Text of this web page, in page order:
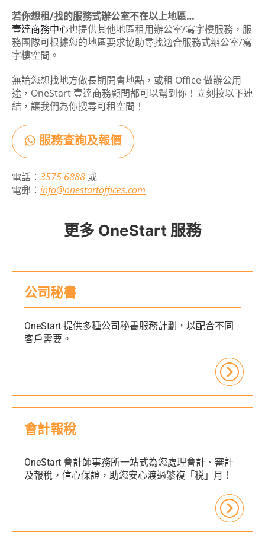
若你想租/找的服務式辦公室不在以上地區…
壹達商務中心也提供其他地區租用辦公室/寫字樓服務，服
務團隊可根據您的地區要求協助尋找適合服務式辦公室/寫
字樓空間。
無論您想找地方做長期開會地點，或租 Office 做辦公用
途，OneStart 壹達商務顧問都可以幫到你！立刻按以下連
結，讓我們為你搜尋可租空間！
服務查詢及報價
電話： 3575 6888 或
電郵： info@onestartoffices.com
更多 OneStart 服務
公司秘書
OneStart 提供多種公司秘書服務計劃，以配合不同
客戶需要。
會計報稅
OneStart 會計師事務所一站式為您處理會計、審計
及報稅，信心保證，助您安心渡過繁複「税」月！